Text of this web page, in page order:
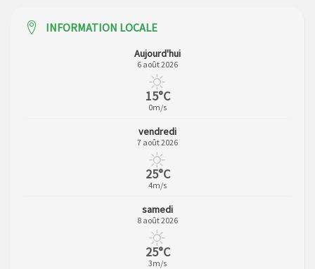
INFORMATION LOCALE
Aujourd'hui
6 août 2026
15°C
0m/s
vendredi
7 août 2026
25°C
4m/s
samedi
8 août 2026
25°C
3m/s